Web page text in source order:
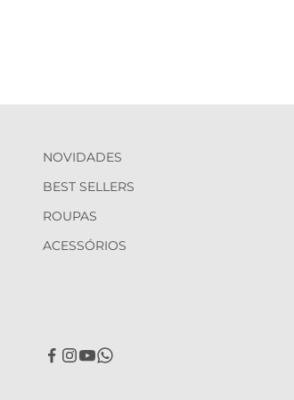
NOVIDADES
BEST SELLERS
ROUPAS
ACESSÓRIOS